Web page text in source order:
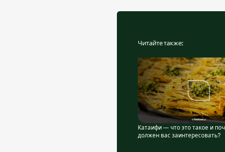
Читайте также:
Катаифи — что это такое и
должен вас заинтересовать?